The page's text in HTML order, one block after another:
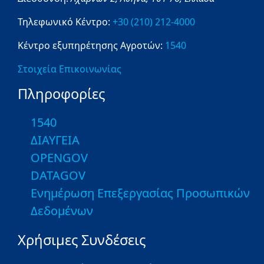
Τηλεφωνικό Κέντρο: +30 (210) 212-4000
Κέντρο εξυπηρέτησης Αγροτών: 1540
Στοιχεία Επικοινωνίας
Πληροφορίες
1540
ΔΙΑΥΓΕΙΑ
OPENGOV
DATAGOV
Ενημέρωση Επεξεργασίας Προσωπικών
Δεδομένων
Χρήσιμες Συνδέσεις